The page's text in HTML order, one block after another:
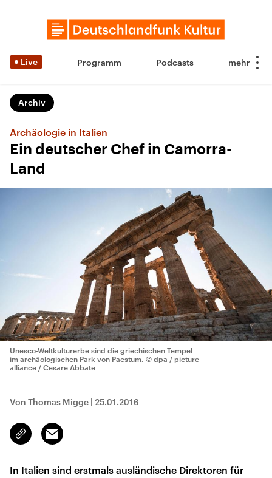
Live Programm Podcasts
Archiv
Archäologie in Italien
Ein deutscher Chef in Camorra-
Land
Unesco-Weltkulturerbe sind die griechischen Tempel
im archäologischen Park von Paestum. © dpa / picture
alliance / Cesare Abbate
Von Thomas Migge | 25.01.2016
Link
kopieren/teilen
Email
In Italien sind erstmals ausländische Direktoren für